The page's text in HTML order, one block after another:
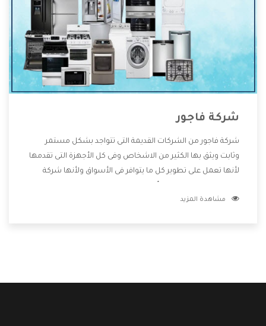
شركة فاجور
شركة فاجور من الشركات القديمة التى تتواجد بشكل مستمر
وثابت ويثق بها الكثير من الاشخاص وفى كل الأجهزة التى تقدمها
لأنها تعمل على تطوير كل ما يتوافر فى الأسواق ولأنها شركة
وتقدم للعملاء أقوى العروض والخصومات التى تسهل على
مشاهدة المزيد